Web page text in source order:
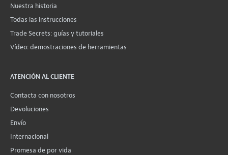
Nuestra historia
Todas las instrucciones
Trade Secrets: guías y tutoriales
Vídeo: demostraciones de herramientas
ATENCIÓN AL CLIENTE
Contacta con nosotros
Devoluciones
Envío
Internacional
Promesa de por vida